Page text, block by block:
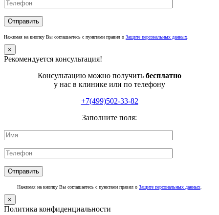
Нажимая на кнопку Вы соглашаетесь с пунктами правил о Защите персональных данных
×
Рекомендуется консультация!
Консультацию можно получить бесплатно
у нас в клинике или по телефону
+7(499)502-33-82
Заполните поля:
Нажимая на кнопку Вы соглашаетесь с пунктами правил о Защите персональных данных
×
Политика конфиденциальности